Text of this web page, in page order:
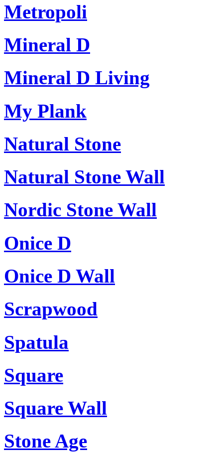
Metropoli
Mineral D
Mineral D Living
My Plank
Natural Stone
Natural Stone Wall
Nordic Stone Wall
Onice D
Onice D Wall
Scrapwood
Spatula
Square
Square Wall
Stone Age